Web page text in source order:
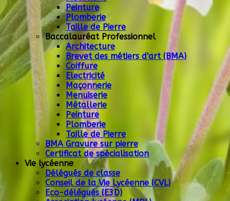
Peinture
Plomberie
Taille de Pierre
Baccalauréat Professionnel
Architecture
Brevet des métiers d'art (BMA)
Coiffure
Electricité
Maçonnerie
Menuiserie
Métallerie
Peinture
Plomberie
Taille de Pierre
BMA Gravure sur pierre
Certificat de spécialisation
Vie lycéenne
Délégués de classe
Conseil de la Vie Lycéenne (CVL)
Eco-délégués (E3D)